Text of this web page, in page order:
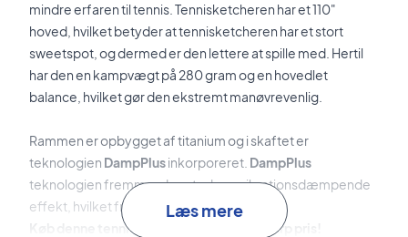
mindre erfaren til tennis. Tennisketcheren har et 110"
hoved, hvilket betyder at tennisketcheren har et stort
sweetspot, og dermed er den lettere at spille med. Hertil
har den en kampvægt på 280 gram og en hovedlet
balance, hvilket gør den ekstremt manøvrevenlig.
Rammen er opbygget af titanium og i skaftet er
teknologien DampPlusinkorporeret. DampPlus
teknologien fremmer den stød- og vibrationsdæmpende
effekt, hvilket fremmer spillekomforten!
Køb denne tennisketcher i dag - til en skarp pris!
Læs mere